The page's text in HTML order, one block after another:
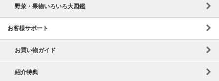
野菜・果物いろいろ大図鑑
お客様サポート
お買い物ガイド
紹介特典